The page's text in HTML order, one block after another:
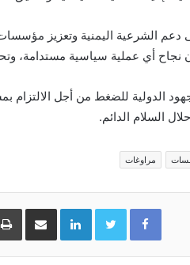
دعم الشرعية اليمنية وتعزيز
نجاح أي عملية سياسية مستدامة،
الدولية للضغط من أجل الالتزام
السلام الدائم.
مراوغات
Facebook
Twitter
LinkedInمشاركة عبر البريد